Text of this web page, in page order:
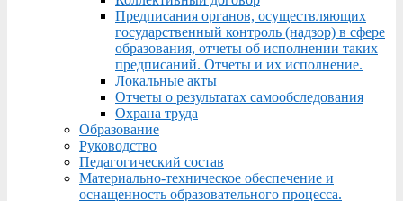
Предписания органов, осуществляющих
государственный контроль (надзор) в сфере
образования, отчеты об исполнении таких
предписаний. Отчеты и их исполнение.
Локальные акты
Отчеты о результатах самообследования
Охрана труда
Образование
Руководство
Педагогический состав
Материально-техническое обеспечение и
оснащенность образовательного процесса.